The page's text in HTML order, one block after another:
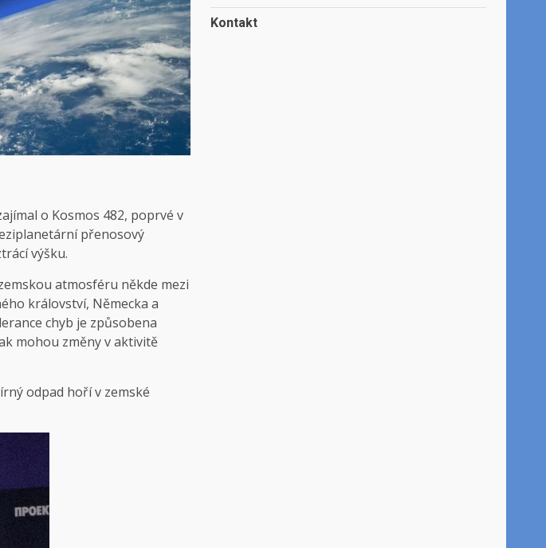
o Kosmos 482, poprvé v
přenosový
výšku.
atmosféru někde mezi
království, Německa a
chyb je způsobena
mohou změny v aktivitě
odpad hoří v zemské
Kontakt